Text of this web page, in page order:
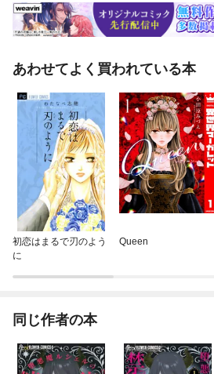
あわせてよく買われている本
初恋はまるで刃のよう
に
Queen
同じ作者の本